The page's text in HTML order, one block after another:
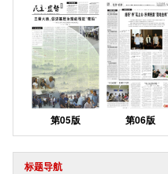
第05版 第06版
标题导航